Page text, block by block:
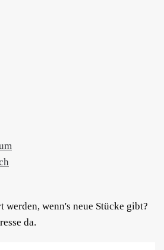
wenn's neue Stücke gibt?
da.